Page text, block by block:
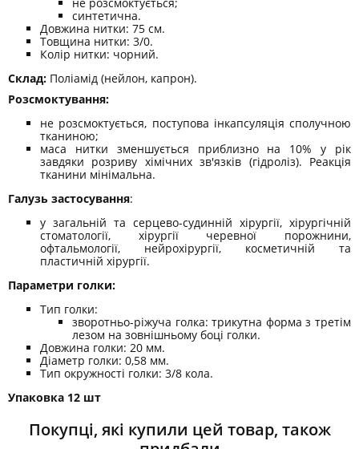
не розсмоктується;
синтетична.
Довжина нитки: 75 см.
Товщина нитки: 3/0.
Колір нитки: чорний.
Склад: Поліамід (нейлон, капрон).
Розсмоктування:
не розсмоктується, поступова інкапсуляція сполучною
тканиною;
маса нитки зменшується приблизно на 10% у рік
завдяки розриву хімічних зв'язків (гідроліз). Реакція
тканини мінімальна.
Галузь застосування:
у загальній та серцево-судинній хірургії, хірургічній
стоматології, хірургії черевної порожнини,
офтальмології, нейрохірургії, косметичній та
пластичній хірургії.
Параметри голки:
Тип голки:
зворотньо-ріжуча голка: трикутна форма з третім
лезом на зовнішньому боці голки.
Довжина голки: 20 мм.
Діаметр голки: 0,58 мм.
Тип окружності голки: 3/8 кола.
Упаковка 12 шт
Покупці, які купили цей товар, також